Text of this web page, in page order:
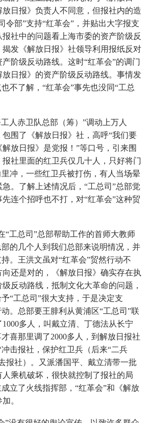
日报》负责人不同意，但报社内的造
令部”支持“红革会”，并贴出大字报支
社中的问题看上海市委的资产阶级反
发《解放日报》社领导利用报纸反对
阶级反动路线。这时“红革会”的调门
日报》的资产阶级反动路线。事情发
不了解，“红革会”事先也没同“工总
人赤卫队总部（筹）”调动上万人
包围了《解放日报》社，高呼“我们要
放日报》是党报！”等口号，引来围
社里面的红卫兵仅几十人，只好将门
冲，一些红卫兵被打伤，有人当场晕
。了解上述情况后，“工总司”总部觉
连个招呼也不打，对“红革会”这种贸
“工总司”总部帮助工作的首师大教师
的几个人到我们总部来说明情况，并
。王洪文虽对“红革会”贸然行动不
还是对的，《解放日报》确实存在执
反动路线，抵制文化大革命的问题，
“工总司”很大支持，于是决定支
。总部要王腓利从黄浦区“工总司”联
多人，叫戴立清、丁德法从长宁
喜那里调了2000多人，到解放日报社
击报社，保护红卫兵（后来“二兵
报社）。又派潘国平、戴立清带一批
人乘机破坏，很快就控制了报社的局
立了火线指挥部，“红革会”和《解放
。